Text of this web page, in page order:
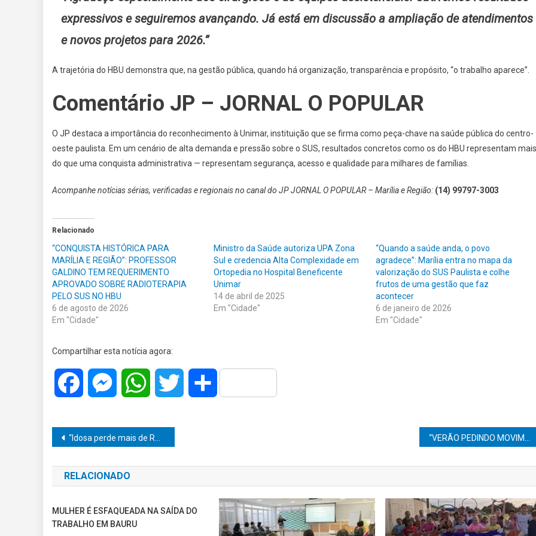
expressivos e seguiremos avançando. Já está em discussão a ampliação de atendimentos
e novos projetos para 2026.”
A trajetória do HBU demonstra que, na gestão pública, quando há organização, transparência e propósito, “o trabalho aparece”.
Comentário JP – JORNAL O POPULAR
O JP destaca a importância do reconhecimento à Unimar, instituição que se firma como peça-chave na saúde pública do centro-
oeste paulista. Em um cenário de alta demanda e pressão sobre o SUS, resultados concretos como os do HBU representam mais
do que uma conquista administrativa — representam segurança, acesso e qualidade para milhares de famílias.
Acompanhe notícias sérias, verificadas e regionais no canal do JP JORNAL O POPULAR – Marília e Região: (14) 99797-3003
Relacionado
“CONQUISTA HISTÓRICA PARA
MARÍLIA E REGIÃO”: PROFESSOR
GALDINO TEM REQUERIMENTO
APROVADO SOBRE RADIOTERAPIA
PELO SUS NO HBU
6 de agosto de 2026
Em "Cidade"
Ministro da Saúde autoriza UPA Zona
Sul e credencia Alta Complexidade em
Ortopedia no Hospital Beneficente
Unimar
14 de abril de 2025
Em "Cidade"
“Quando a saúde anda, o povo
agradece”: Marília entra no mapa da
valorização do SUS Paulista e colhe
frutos de uma gestão que faz
acontecer
6 de janeiro de 2026
Em "Cidade"
Compartilhar esta notícia agora:
Facebook MessengerWhatsAppTwitter Share
Navegação
de
Post
“Idosa perde mais de R$ 280 mil após cair no golpe do falso gerente em Marília”
RELACIONADO
MULHER É ESFAQUEADA NA SAÍDA DO
TRABALHO EM BAURU